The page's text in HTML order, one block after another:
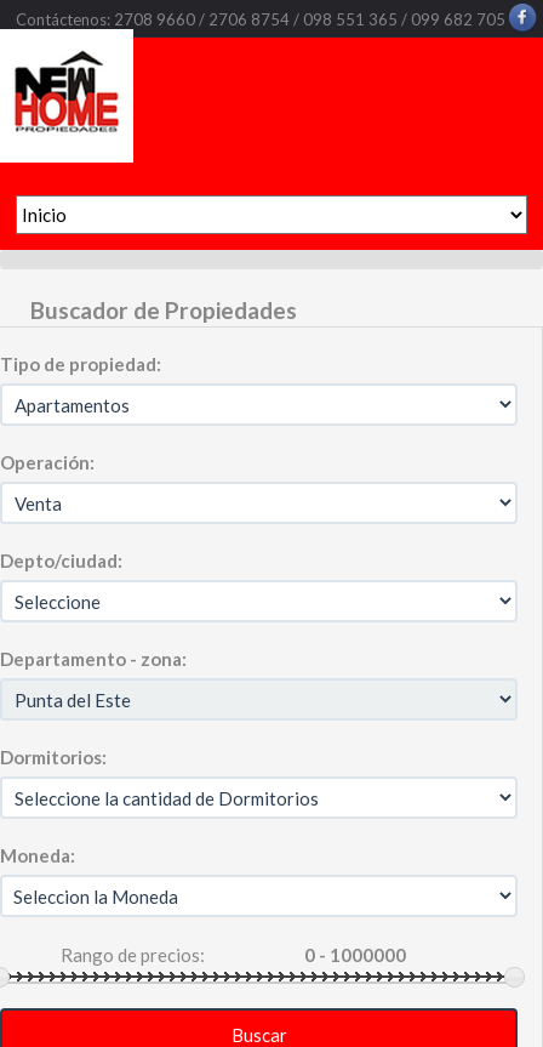
Contáctenos: 2708 9660 / 2706 8754 / 098 551 365 / 099 682 705
Buscador de Propiedades
Tipo de propiedad:
Operación:
Depto/ciudad:
Departamento - zona:
Dormitorios:
Moneda:
Rango de precios:
Buscar